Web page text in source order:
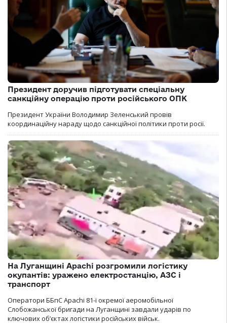
Президент доручив підготувати спеціальну
санкційну операцію проти російського ОПК
Президент України Володимир Зеленський провів
координаційну нараду щодо санкційної політики проти росії.
На Луганщині Apachi розгромили логістику
окупантів: уражено електростанцію, АЗС і
транспорт
Оператори ББпС Apachi 81-ї окремої аеромобільної
Слобожанської бригади на Луганщині завдали ударів по
ключових об’єктах логістики російських військ.